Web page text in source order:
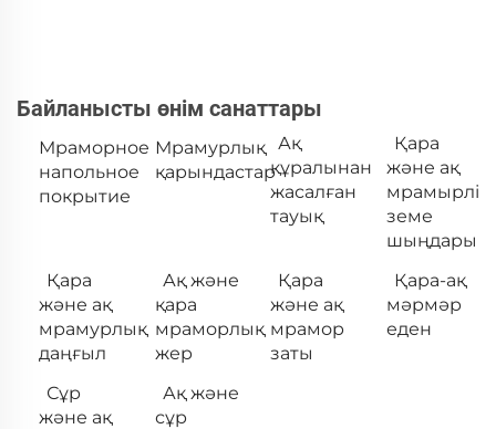
Байланысты өнім санаттары
Мраморное
напольное
покрытие
Мрамурлық
қарындастар
Ақ
құралынан
жасалған
тауық
Қара
және ақ
мрамырлі
земе
шыңдары
Қара
және ақ
мрамурлық
даңғыл
Ақ және
қара
мраморлық
жер
Қара
және ақ
мрамор
заты
Қара-ақ
мәрмәр
еден
Сұр
және ақ
Ақ және
сұр